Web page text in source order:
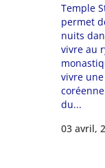
Temple
permet
nuits
vivre au
vivre
du...
03 avril,